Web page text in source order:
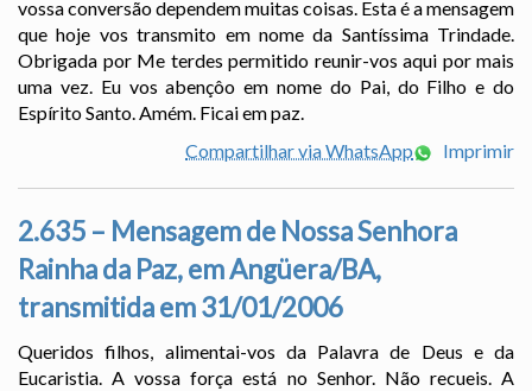
vossa conversão dependem muitas coisas. Esta é a mensagem
que hoje vos transmito em nome da Santíssima Trindade.
Obrigada por Me terdes permitido reunir-vos aqui por mais
uma vez. Eu vos abençôo em nome do Pai, do Filho e do
Espírito Santo. Amém. Ficai em paz.
Compartilhar via WhatsApp
Imprimir
2.635 – Mensagem de Nossa Senhora
Rainha da Paz, em Angüera/BA,
transmitida em 31/01/2006
Queridos filhos, alimentai-vos da Palavra de Deus e da
Eucaristia. A vossa força está no Senhor. Não recueis. A